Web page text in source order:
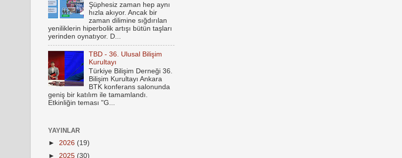
Şüphesiz zaman hep aynı
hızla akıyor. Ancak bir
zaman dilimine sığdırılan
yeniliklerin hiperbolik artışı bütün taşları
yerinden oynatıyor. D...
TBD - 36. Ulusal Bilişim
Kurultayı
Türkiye Bilişim Derneği 36.
Bilişim Kurultayı Ankara
BTK konferans salonunda
geniş bir katılım ile tamamlandı.
Etkinliğin teması "G...
YAYINLAR
► 2026 (19)
► 2025 (30)